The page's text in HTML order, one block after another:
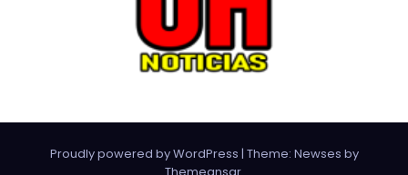
Proudly powered by WordPress | Theme: Newses by